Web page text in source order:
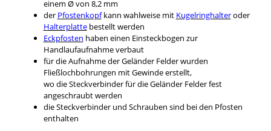
einem Ø von 8,2 mm
der Pfostenkopfkann wahlweise mit Kugelringhalteroder
Halterplattebestellt werden
Eckpfosten haben einen Einsteckbogen zur
Handlaufaufnahme verbaut
für die Aufnahme der Geländer Felder wurden
Fließlochbohrungen mit Gewinde erstellt,
wo die Steckverbinder für die Geländer Felder fest
angeschraubt werden
die Steckverbinder und Schrauben sind bei den Pfosten
enthalten